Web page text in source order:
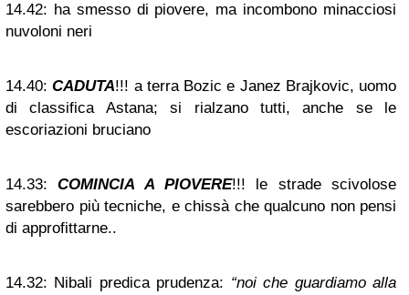
14.42: ha smesso di piovere, ma incombono minacciosi
nuvoloni neri
14.40: CADUTA!!! a terra Bozic e Janez Brajkovic, uomo
di classifica Astana; si rialzano tutti, anche se le
escoriazioni bruciano
14.33: COMINCIA A PIOVERE!!! le strade scivolose
sarebbero più tecniche, e chissà che qualcuno non pensi
di approfittarne..
14.32: Nibali predica prudenza: “noi che guardiamo alla